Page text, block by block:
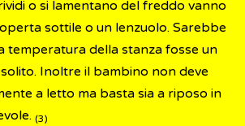
o si lamentano del freddo vanno
sottile o un lenzuolo. Sarebbe
temperatura della stanza fosse un
Inoltre il bambino non deve
a letto ma basta sia a riposo in
(3)